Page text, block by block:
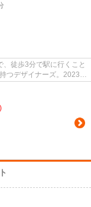
徒歩3分で駅に行くこと
つデザイナーズ。2023年